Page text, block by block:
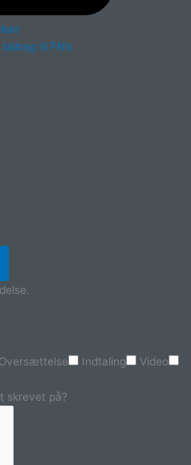
til FN’s
Oversættelse Indtaling
Video
skrevet på?